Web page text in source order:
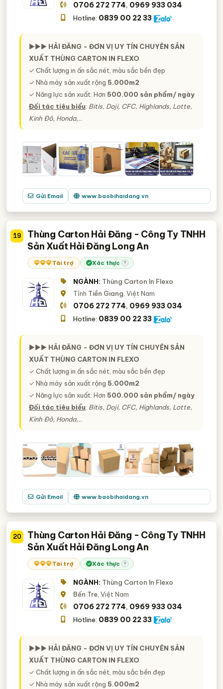
0706 272 774, 0969 933 034
Hotline: 0839 00 22 33
►►► HẢI ĐĂNG - ĐƠN VỊ UY TÍN CHUYÊN SẢN
XUẤT THÙNG CARTON IN FLEXO
✓ Chất lượng in ấn sắc nét, màu sắc bền đẹp
✓ Nhà máy sản xuất rộng 5.000m2
✓ Năng lực sản xuất: Hơn 500.000 sản phẩm/ ngày
Đối tác tiêu biểu: Bitis, Doji, CFC, Highlands, Lotte,
Kinh Đô, Honda,..
Gửi Email www.baobihaidang.vn
19
Thùng Carton Hải Đăng - Công Ty TNHH
Sản Xuất Hải Đăng Long An
Tài trợ Xác thực ?
NGÀNH: Thùng Carton In Flexo
Tỉnh Tiền Giang , Việt Nam
0706 272 774, 0969 933 034
Hotline: 0839 00 22 33
►►► HẢI ĐĂNG - ĐƠN VỊ UY TÍN CHUYÊN SẢN
XUẤT THÙNG CARTON IN FLEXO
✓ Chất lượng in ấn sắc nét, màu sắc bền đẹp
✓ Nhà máy sản xuất rộng 5.000m2
✓ Năng lực sản xuất: Hơn 500.000 sản phẩm/ ngày
Đối tác tiêu biểu: Bitis, Doji, CFC, Highlands, Lotte,
Kinh Đô, Honda,..
Gửi Email www.baobihaidang.vn
20
Thùng Carton Hải Đăng - Công Ty TNHH
Sản Xuất Hải Đăng Long An
Tài trợ Xác thực ?
NGÀNH: Thùng Carton In Flexo
Bến Tre , Việt Nam
0706 272 774, 0969 933 034
Hotline: 0839 00 22 33
►►► HẢI ĐĂNG - ĐƠN VỊ UY TÍN CHUYÊN SẢN
XUẤT THÙNG CARTON IN FLEXO
✓ Chất lượng in ấn sắc nét, màu sắc bền đẹp
✓ Nhà máy sản xuất rộng 5.000m2